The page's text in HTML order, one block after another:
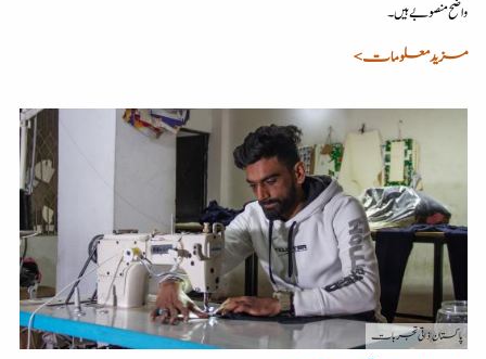
واضح منصوبے ہیں۔
مزید معلومات >
پاکستان| ذاتی تجربات